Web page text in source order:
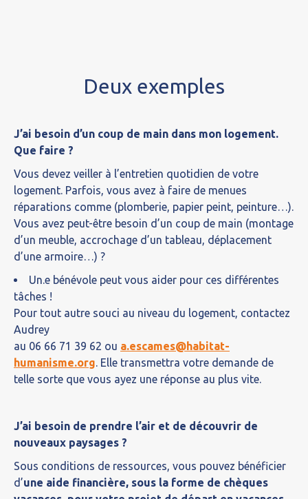
Deux exemples
J’ai besoin d’un coup de main dans mon logement.
Que faire ?
Vous devez veiller à l’entretien quotidien de votre
logement. Parfois, vous avez à faire de menues
réparations comme (plomberie, papier peint, peinture…).
Vous avez peut-être besoin d’un coup de main (montage
d’un meuble, accrochage d’un tableau, déplacement
d’une armoire…) ?
Un.e bénévole peut vous aider pour ces différentes
tâches !
Pour tout autre souci au niveau du logement, contactez
Audrey
au 06 66 71 39 62 ou a.escames@habitat-
humanisme.org. Elle transmettra votre demande de
telle sorte que vous ayez une réponse au plus vite.
J’ai besoin de prendre l’air et de découvrir de
nouveaux paysages ?
Sous conditions de ressources, vous pouvez bénéficier
d’une aide financière, sous la forme de chèques